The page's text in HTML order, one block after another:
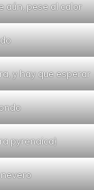
aún, pese al calor
y hay que esperar
pyrenaica)